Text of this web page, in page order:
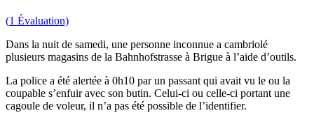
(1 Évaluation)
Dans la nuit de samedi, une personne inconnue a cambriolé
plusieurs magasins de la Bahnhofstrasse à Brigue à l’aide d’outils.
La police a été alertée à 0h10 par un passant qui avait vu le ou la
coupable s’enfuir avec son butin. Celui-ci ou celle-ci portant une
cagoule de voleur, il n’a pas été possible de l’identifier.